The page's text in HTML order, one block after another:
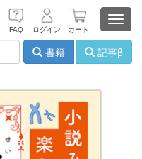
FAQ ログイン カート
書籍
記事β